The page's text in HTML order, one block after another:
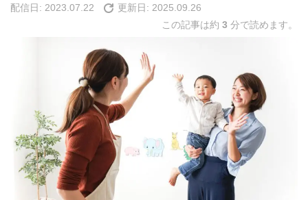
配信日: 2023.07.22 更新日: 2025.09.26
この記事は約 3 分で読めます。